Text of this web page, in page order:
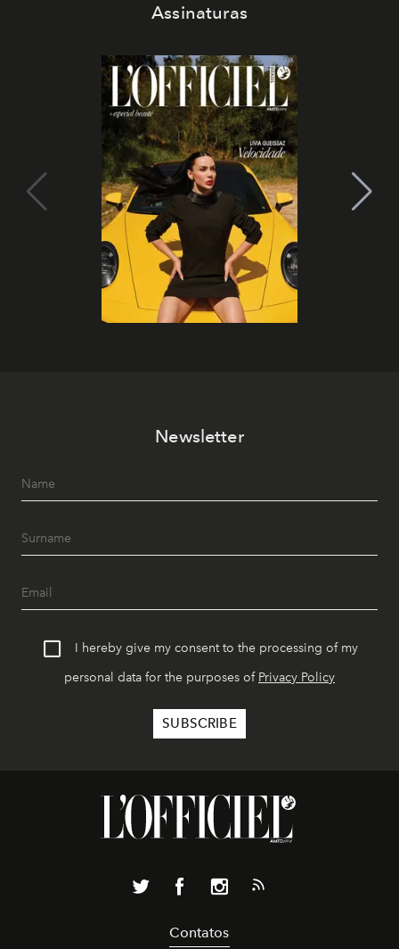
Assinaturas
Newsletter
I hereby give my consent to the processing of my
personal data for the purposes of Privacy Policy
Contatos